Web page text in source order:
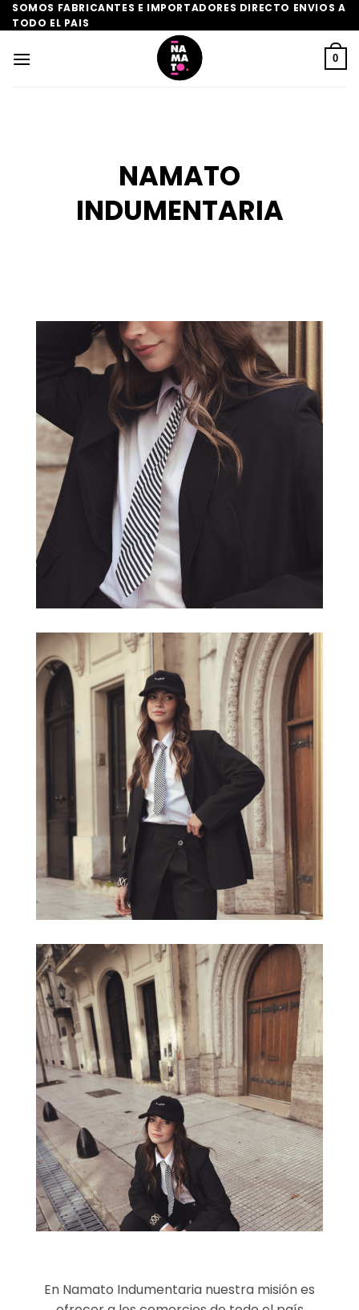
Saltar
al
contenido
SOMOS FABRICANTES E IMPORTADORES DIRECTO ENVIOS A
TODO EL PAIS
0
NAMATO
INDUMENTARIA
En Namato Indumentaria nuestra misión es